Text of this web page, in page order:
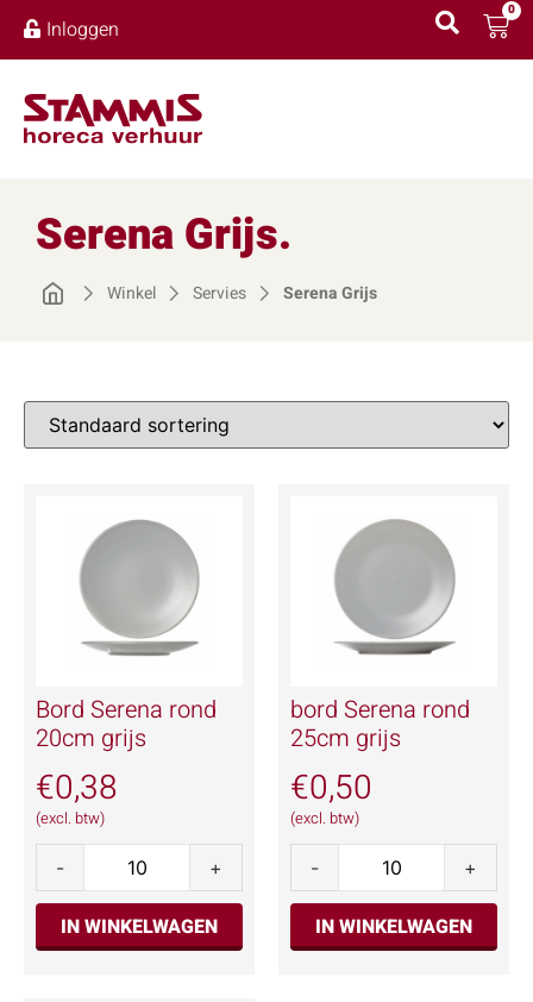
Inloggen
0
Serena Grijs.
Winkel Servies Serena Grijs
Bord Serena rond
20cm grijs
€0,38
(excl. btw)
- +
IN WINKELWAGEN
bord Serena rond
25cm grijs
€0,50
(excl. btw)
- +
IN WINKELWAGEN